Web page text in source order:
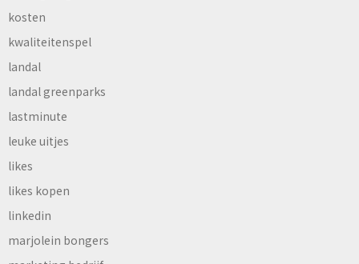
kosten
kwaliteitenspel
landal
landal greenparks
lastminute
leuke uitjes
likes
likes kopen
linkedin
marjolein bongers